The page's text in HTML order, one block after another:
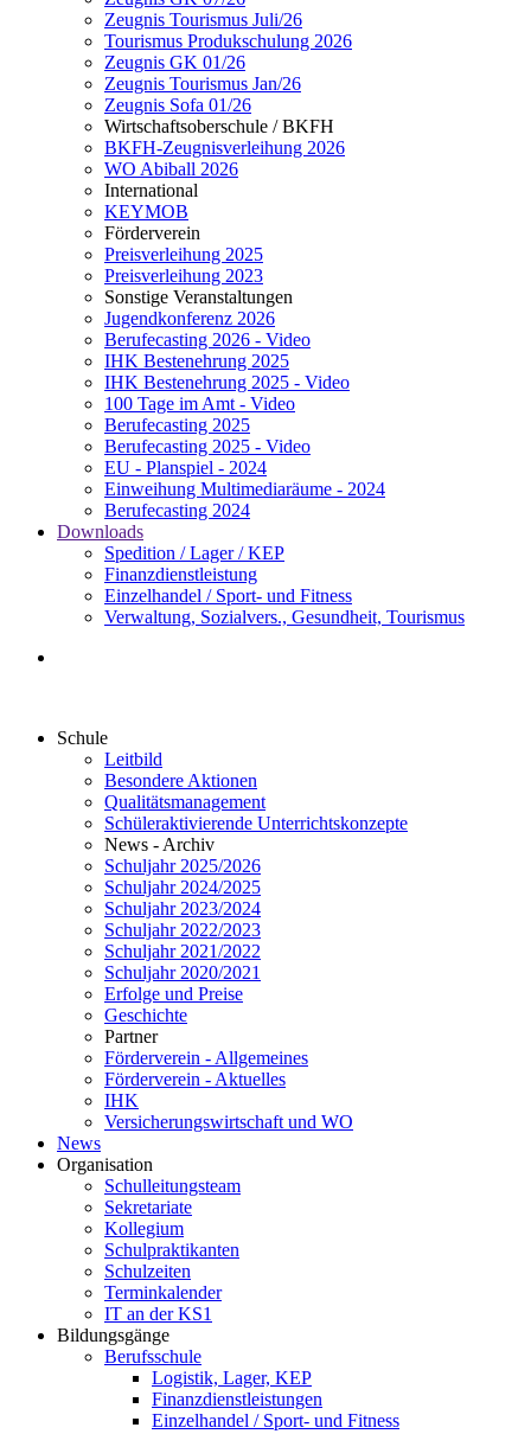
Zeugnis Tourismus Juli/26
Tourismus Produkschulung 2026
Zeugnis GK 01/26
Zeugnis Tourismus Jan/26
Zeugnis Sofa 01/26
Wirtschaftsoberschule / BKFH
BKFH-Zeugnisverleihung 2026
WO Abiball 2026
International
KEYMOB
Förderverein
Preisverleihung 2025
Preisverleihung 2023
Sonstige Veranstaltungen
Jugendkonferenz 2026
Berufecasting 2026 - Video
IHK Bestenehrung 2025
IHK Bestenehrung 2025 - Video
100 Tage im Amt - Video
Berufecasting 2025
Berufecasting 2025 - Video
EU - Planspiel - 2024
Einweihung Multimediaräume - 2024
Berufecasting 2024
Downloads
Spedition / Lager / KEP
Finanzdienstleistung
Einzelhandel / Sport- und Fitness
Verwaltung, Sozialvers., Gesundheit, Tourismus
Schule
Leitbild
Besondere Aktionen
Qualitätsmanagement
Schüleraktivierende Unterrichtskonzepte
News - Archiv
Schuljahr 2025/2026
Schuljahr 2024/2025
Schuljahr 2023/2024
Schuljahr 2022/2023
Schuljahr 2021/2022
Schuljahr 2020/2021
Erfolge und Preise
Geschichte
Partner
Förderverein - Allgemeines
Förderverein - Aktuelles
IHK
Versicherungswirtschaft und WO
News
Organisation
Schulleitungsteam
Sekretariate
Kollegium
Schulpraktikanten
Schulzeiten
Terminkalender
IT an der KS1
Bildungsgänge
Berufsschule
Logistik, Lager, KEP
Finanzdienstleistungen
Einzelhandel / Sport- und Fitness